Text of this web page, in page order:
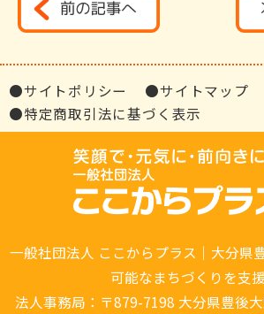
●サイトポリシー
●サイトマップ
●特定商取引法に基づく表示
一般社団法人 ここからプラス｜大分県
可能なまちづくりを支
法人事務局：〒879-7198 大分県豊後